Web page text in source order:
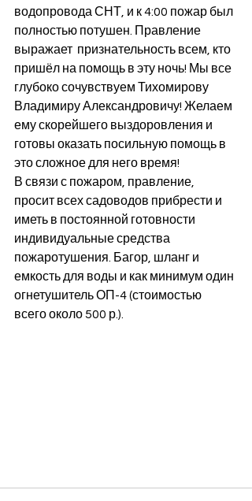
водопровода СНТ, и к 4:00 пожар был
полностью потушен. Правление
выражает  признательность всем, кто
пришёл на помощь в эту ночь! Мы все
глубоко сочувствуем Тихомирову
Владимиру Александровичу! Желаем
ему скорейшего выздоровления и
готовы оказать посильную помощь в
это сложное для него время!
В связи с пожаром, правление,
просит всех садоводов прибрести и
иметь в постоянной готовности
индивидуальные средства
пожаротушения. Багор, шланг и
емкость для воды и как минимум один
огнетушитель ОП-4 (стоимостью
всего около 500 р.).